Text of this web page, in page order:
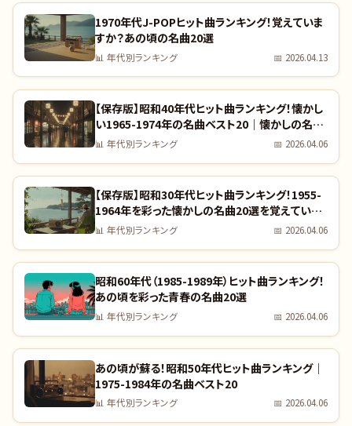
1970年代J-POPヒット曲ランキング！覚えていま
すか？あの頃の名曲20選
📊 年代別ランキング 📅 2026.04.13
【保存版】昭和40年代ヒット曲ランキング！懐かし
い1965-1974年の名曲ベスト20｜懐かしの名曲
完全リスト
📊 年代別ランキング 📅 2026.04.06
【保存版】昭和30年代ヒット曲ランキング！1955-
1964年を彩った懐かしの名曲20選を覚えていま
すか？｜全曲リスト付き
📊 年代別ランキング 📅 2026.04.06
昭和60年代（1985-1989年）ヒット曲ランキング！
あの頃を彩った青春の名曲20選
📊 年代別ランキング 📅 2026.04.06
あの頃が蘇る！昭和50年代ヒット曲ランキング｜
1975-1984年の名曲ベスト20
📊 年代別ランキング 📅 2026.04.06